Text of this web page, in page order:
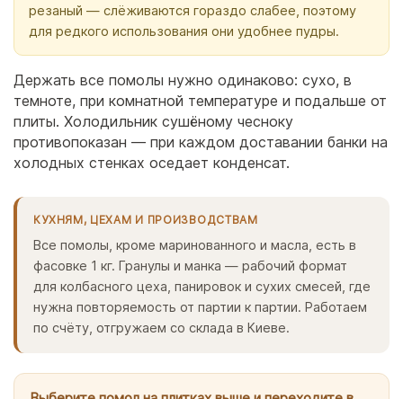
резаный — слёживаются гораздо слабее, поэтому
для редкого использования они удобнее пудры.
Держать все помолы нужно одинаково: сухо, в
темноте, при комнатной температуре и подальше от
плиты. Холодильник сушёному чесноку
противопоказан — при каждом доставании банки на
холодных стенках оседает конденсат.
КУХНЯМ, ЦЕХАМ И ПРОИЗВОДСТВАМ
Все помолы, кроме маринованного и масла, есть в
фасовке 1 кг. Гранулы и манка — рабочий формат
для колбасного цеха, панировок и сухих смесей, где
нужна повторяемость от партии к партии. Работаем
по счёту, отгружаем со склада в Киеве.